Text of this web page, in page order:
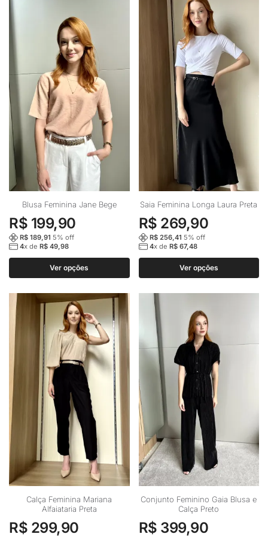
ser
do
produto
escolhidas
produto
Blusa Feminina Jane Bege
R$ 199,90
R$ 189,91 5% off
4x de R$ 49,98
Ver opções
Este
produto
tem
várias
variantes.
As
podem
ser
escolhidas
na
página
do
produto
Saia Feminina Longa Laura Preta
R$ 269,90
R$256,41 5% off
4x de R$67,48
Ver opções
Este
produto
tem
várias
variantes.
As
podem
escolhidas
na
página
produto
Calça Feminina Mariana
Alfaiataria Preta
R$ 299,90
tem
Conjunto Feminino Gaia Blusa e
Calça Preto
R$ 399,90
Este
tem